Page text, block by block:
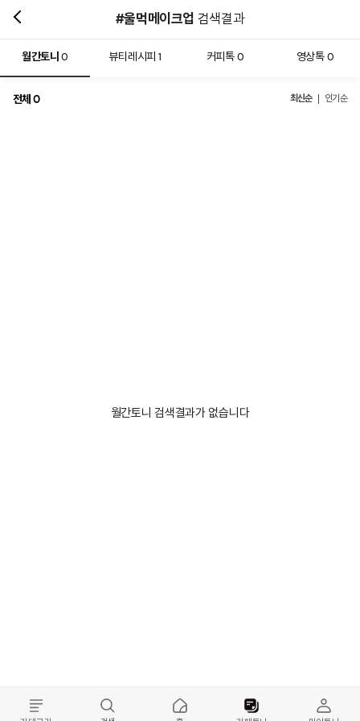
#울먹메이크업 검색결과
월간토니0 뷰티레시피 1 커피톡 0 영상톡 0
전체 0 최신순 인기순
월간토니 검색결과가 없습니다